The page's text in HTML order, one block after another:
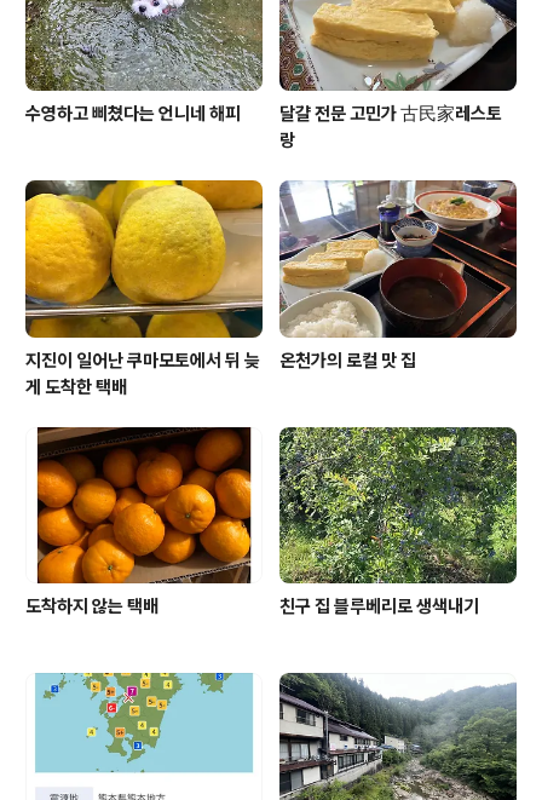
이쁜 곳동경 날씨는 일요일인 오늘..
수영하고 삐쳤다는 언니네 해피
달걀 전문 고민가 古民家레스토
랑
지진이 일어난 쿠마모토에서 뒤 늦
게 도착한 택배
온천가의 로컬 맛 집
도착하지 않는 택배 친구 집 블루베리로 생색내기